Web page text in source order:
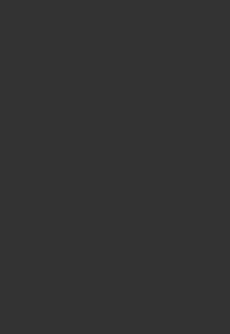
kialakításában egy életre meghatározó lehet. Aki
megismerése mellett elengedhetetlenül szükséges,
múltját. Ez biztos alapot ad tudományos és gyakorlati
A múlt letisztult modelljei sokszor példaképek lehetnek a
gyógyszertárban eltöltött szakmai gyakorlat fontos
a már formálódó helyes szakmai etikai szemléletet
amelyre az egyetemi és gyógyszertári oktatók a további
gyogyszereszeti-tudomanytortenet-es-propedeutika//